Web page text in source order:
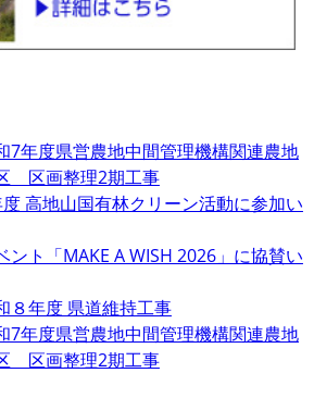
7年度県営農地中間管理機構関連農地
区画整理2期工事
度 高地山国有林クリーン活動に参加い
ント「MAKE A WISH 2026」に協賛い
８年度 県道維持工事
7年度県営農地中間管理機構関連農地
区画整理2期工事